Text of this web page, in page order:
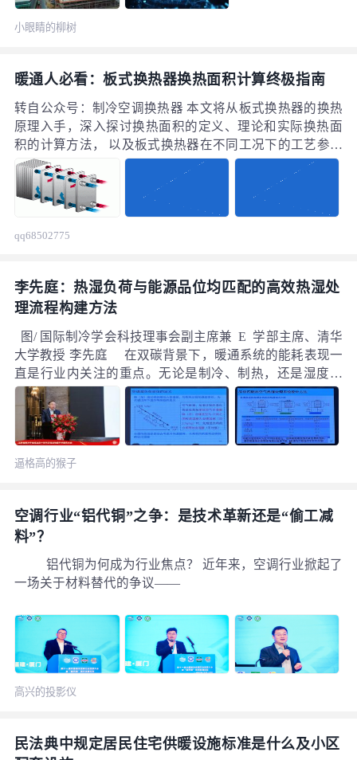
顺应这一趋势，从传统的设备供应商角色，逐步转变为绿
色能源服务商。
小眼睛的柳树
暖通人必看：板式换热器换热面积计算终极指南
转自公众号：制冷空调换热器 本文将从板式换热器的换热
原理入手，深入探讨换热面积的定义、理论和实际换热面
积的计算方法， 以及板式换热器在不同工况下的工艺参数
设置。
qq68502775
李先庭：热湿负荷与能源品位均匹配的高效热湿处
理流程构建方法
图/ 国际制冷学会科技理事会副主席兼 E 学部主席、清华
大学教授 李先庭 在双碳背景下，暖通系统的能耗表现一
直是行业内关注的重点。无论是制冷、制热，还是湿度的
控制，都需要消耗大量的电能。单从暖通系统的湿度控制
来看，由于在传统空调的空气处理过程中，针对湿度控
制，通常会有等温加湿和等焓加湿两种方法。
逼格高的猴子
空调行业“铝代铜”之争：是技术革新还是“偷工减
料”？
铝代铜为何成为行业焦点？ 近年来，空调行业掀起了
一场关于材料替代的争议——
高兴的投影仪
民法典中规定居民住宅供暖设施标准是什么及小区